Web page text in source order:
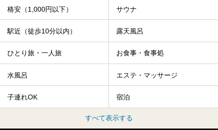
格安（1,000円以下） サウナ
駅近（徒歩10分以内） 露天風呂
ひとり旅・一人旅 お食事・食事処
水風呂 エステ・マッサージ
子連れOK 宿泊
すべて表示する